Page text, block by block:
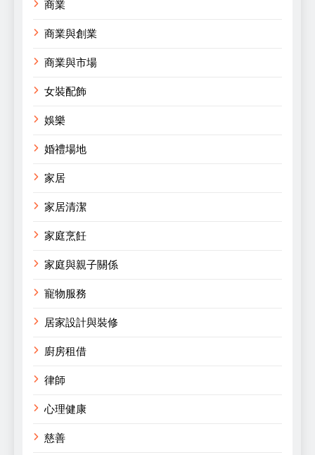
商業
商業與創業
商業與市場
女裝配飾
娛樂
婚禮場地
家居
家居清潔
家庭烹飪
家庭與親子關係
寵物服務
居家設計與裝修
廚房租借
律師
心理健康
慈善